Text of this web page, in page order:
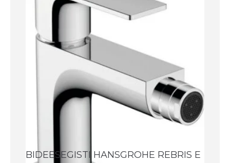
BIDEESEGISTI HANSGROHE REBRIS E